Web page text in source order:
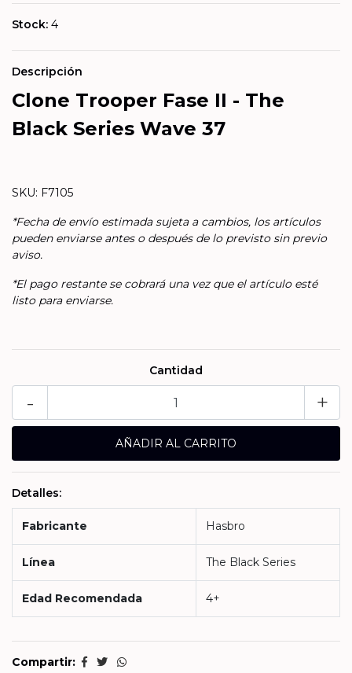
Stock: 4
Descripción
Clone Trooper Fase II - The
Black Series Wave 37
SKU: F7105
*Fecha de envío estimada sujeta a cambios, los artículos
pueden enviarse antes o después de lo previsto sin previo
aviso.
*El pago restante se cobrará una vez que el artículo esté
listo para enviarse.
Cantidad
+
-
Detalles:
Fabricante Hasbro
Línea The Black Series
Edad Recomendada 4+
Compartir: